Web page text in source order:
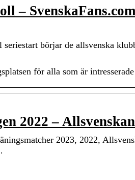
– SvenskaFans.com
börjar de allsvenska
för alla som är
2022 – Allsvenskan
2023, 2022,